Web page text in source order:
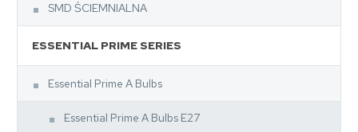
SMD ŚCIEMNIALNA
ESSENTIAL PRIME SERIES
Essential Prime A Bulbs
Essential Prime A Bulbs E27